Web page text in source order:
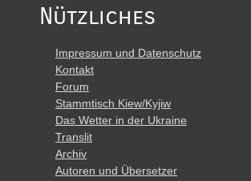
Nützliches
Impressum und Datenschutz
Kontakt
Forum
Stammtisch Kiew/Kyjiw
Das Wetter in der Ukraine
Translit
Archiv
Autoren und Übersetzer